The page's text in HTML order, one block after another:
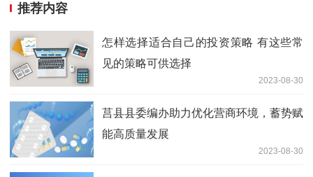
推荐内容
怎样选择适合自己的投资策略 有这些常
见的策略可供选择
2023-08-30
莒县县委编办助力优化营商环境，蓄势赋
能高质量发展
2023-08-30